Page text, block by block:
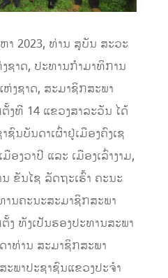
າ 2023, ທ່ານ ສຸບັນ ສະວະ
ຊາດ, ປະທານກຳມາທິການ
ງຊາດ, ສະມາຊິກສະພາ
ງທີ 14 ແຂວງສາລະວັນ ໄດ້
ນບັນດາເຜົ່າຢູ່ເມືອງຄົງເຊ
ອງວາປີ ແລະ ເມືອງເລົ່າງາມ,
ຂັນໄຊ ລັດຖະເຮົ້າ ຄະນະ
ນຄະນະສະມາຊິກສະພາ
ງ ທັງເປັນຮອງປະທານສະພາ
າທ່ານ ສະມາຊິກສະພາ
ພາປະຊາຊົນແຂວງປະຈຳ